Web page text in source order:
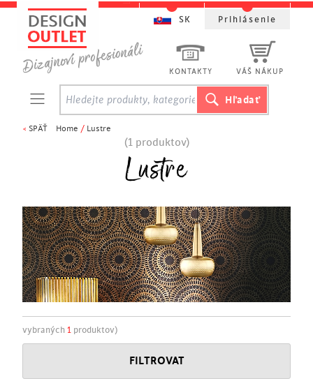
< SPÄŤ Home / Lustre
(1 produktov)
Lustre
vybraných 1 produktov)
FILTROVAT
KONTAKTY VÁŠ NÁKUP
SK Prihlásenie